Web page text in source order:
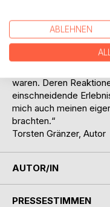
„Diese Geschichten
Therapieeinheiten die
Menschen zu
waren. Deren
einschneidende
mich auch meinen
brachten.“
Torsten Gränzer, Autor
AUTOR/IN
PRESSESTIMMEN
ABLEHNEN